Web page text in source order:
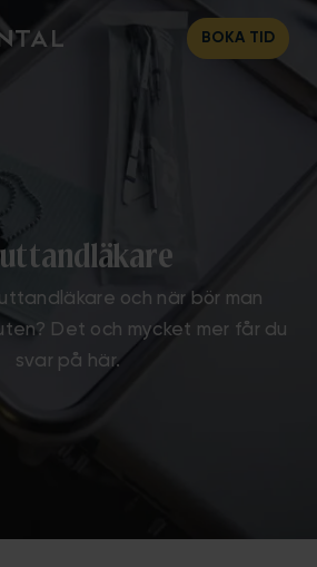
BOKA TID
och när bör man
Det och mycket mer får du
svar på här.